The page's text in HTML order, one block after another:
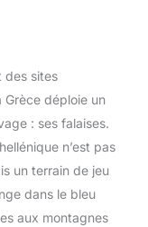
des sites
Grèce déploie un
: ses falaises.
n’est pas
un terrain de jeu
dans le bleu
aux montagnes